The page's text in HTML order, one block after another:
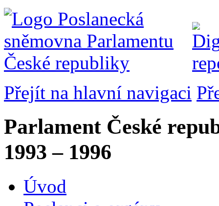
Přejít na hlavní navigaci
Parlament České
1993 – 1996
Úvod